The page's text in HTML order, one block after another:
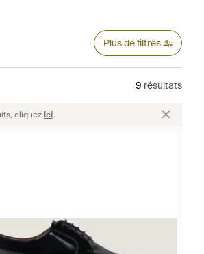
Plus de filtres
9 résultats
cliquezici.